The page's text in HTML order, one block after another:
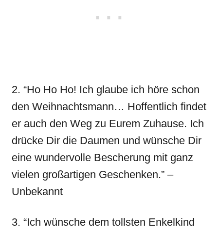
2. “Ho Ho Ho! Ich glaube ich höre schon
den Weihnachtsmann… Hoffentlich findet
er auch den Weg zu Eurem Zuhause. Ich
drücke Dir die Daumen und wünsche Dir
eine wundervolle Bescherung mit ganz
vielen großartigen Geschenken.” –
Unbekannt
3. “Ich wünsche dem tollsten Enkelkind